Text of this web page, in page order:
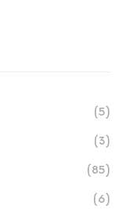
(5)
(3)
(85)
(6)